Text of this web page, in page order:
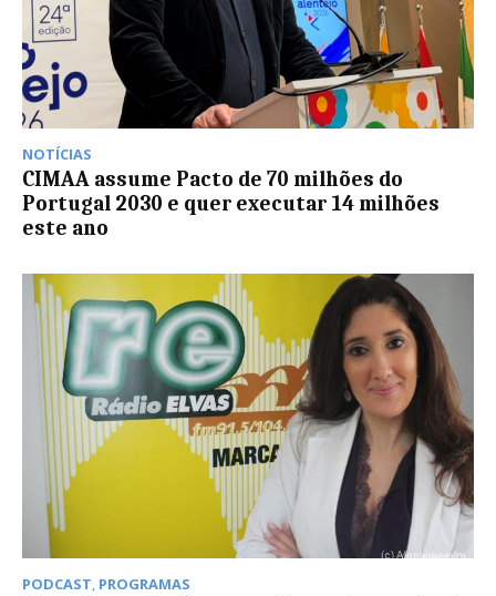
NOTÍCIAS
CIMAA assume Pacto de 70 milhões do
Portugal 2030 e quer executar 14 milhões
este ano
PODCAST, PROGRAMAS